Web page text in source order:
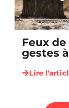
Feux
gestes
Lire